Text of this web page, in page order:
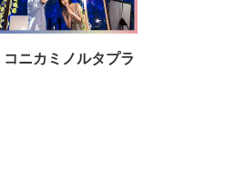
ニカミノルタプラ